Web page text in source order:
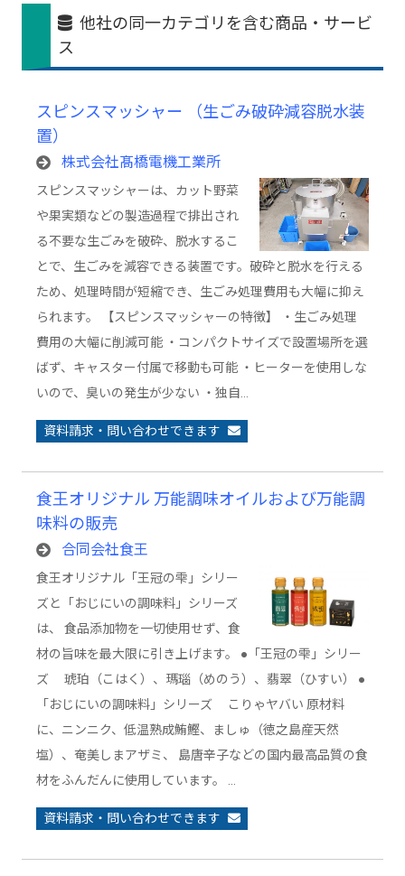
他社の同一カテゴリを含む商品・サービ
ス
スピンスマッシャー （生ごみ破砕減容脱水装
置）
株式会社髙橋電機工業所
スピンスマッシャーは、カット野菜
や果実類などの製造過程で排出され
る不要な生ごみを破砕、脱水するこ
とで、生ごみを減容できる装置です。破砕と脱水を行える
ため、処理時間が短縮でき、生ごみ処理費用も大幅に抑え
られます。 【スピンスマッシャーの特徴】 ・生ごみ処理
費用の大幅に削減可能 ・コンパクトサイズで設置場所を選
ばず、キャスター付属で移動も可能 ・ヒーターを使用しな
いので、臭いの発生が少ない ・独自…
資料請求・問い合わせできます
食王オリジナル 万能調味オイルおよび万能調
味料の販売
合同会社食王
食王オリジナル「王冠の雫」シリー
ズと「おじにいの調味料」シリーズ
は、 食品添加物を一切使用せず、食
材の旨味を最大限に引き上げます。 ●「王冠の雫」シリー
ズ 琥珀（こはく）、瑪瑙（めのう）、翡翠（ひすい） ●
「おじにいの調味料」シリーズ こりゃヤバい 原材料
に、ニンニク、低温熟成鮪鰹、ましゅ（徳之島産天然
塩）、奄美しまアザミ、 島唐辛子などの国内最高品質の食
材をふんだんに使用しています。 …
資料請求・問い合わせできます